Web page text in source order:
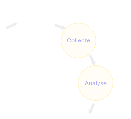
Collecte
Analyse